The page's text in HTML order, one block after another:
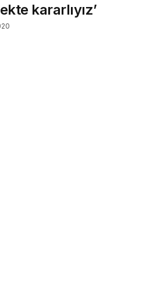
kararlıyız’